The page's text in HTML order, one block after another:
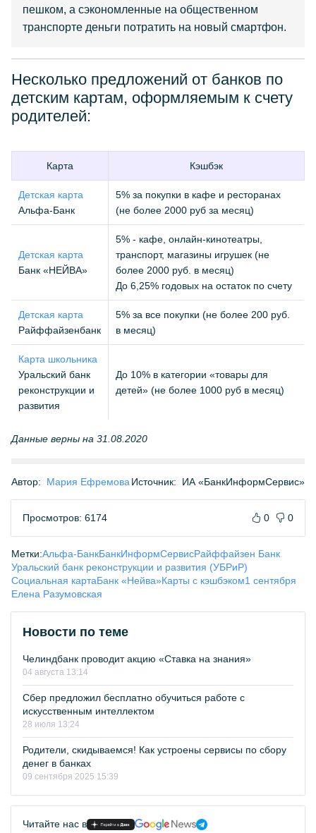
пешком, а сэкономленные на общественном
транспорте деньги потратить на новый смартфон.
Несколько предложений от банков по
детским картам, оформляемым к счету
родителей:
Карта Кэшбэк
Детская карта
Альфа-Банк
5% за покупки в кафе и ресторанах
(не более 2000 руб за месяц)
Детская карта
Банк «НЕЙВА»
5% - кафе, онлайн-кинотеатры,
транспорт, магазины игрушек (не
более 2000 руб. в месяц)
До 6,25% годовых на остаток по счету
Детская карта
Райффайзенбанк
5% за все покупки (не более 200 руб.
в месяц)
Карта школьника
Уральский банк
реконструкции и
развития
До 10% в категории «товары для
детей» (не более 1000 руб в месяц)
Данные верны на 31.08.2020
Автор: Мария Ефремова Источник: ИА «БанкИнформСервис»
Просмотров: 6174 0 0
Метки:Альфа-БанкБанкИнформСервисРайффайзен Банк
Уральский банк реконструкции и развития (УБРиР)
Социальная картаБанк «Нейва»Карты с кэшбэком1 сентября
Елена Разумовская
Новости по теме
Челиндбанк проводит акцию «Ставка на знания»
04 августа 13:14
Сбер предложил бесплатно обучиться работе с
искусственным интеллектом
28 июля 13:24
Родители, скидываемся! Как устроены сервисы по сбору
денег в банках
09 сентября 2025 15:39
Читайте нас в